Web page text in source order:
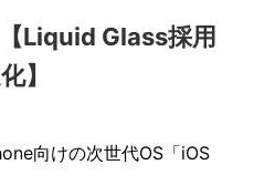
Liquid Glass採用
】
向けの次世代OS「iOS